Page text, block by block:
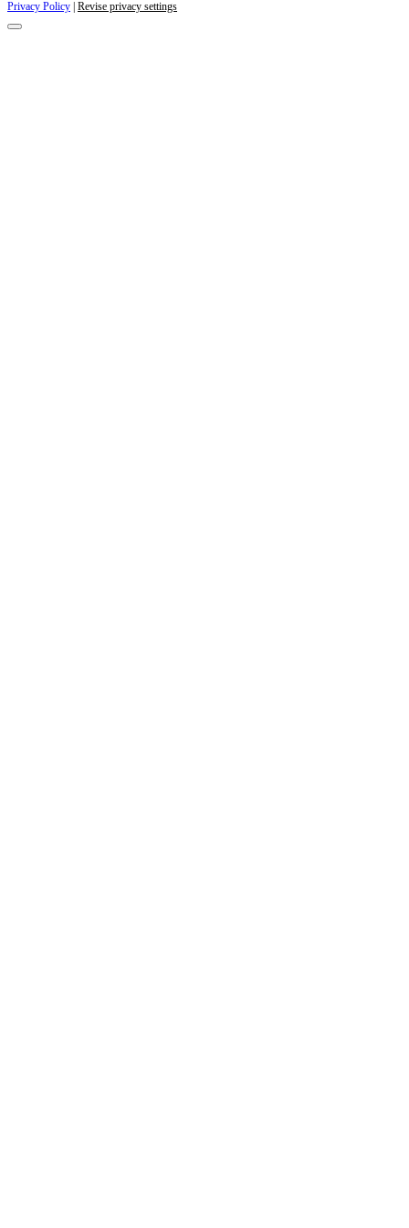
Privacy Policy | Revise privacy settings